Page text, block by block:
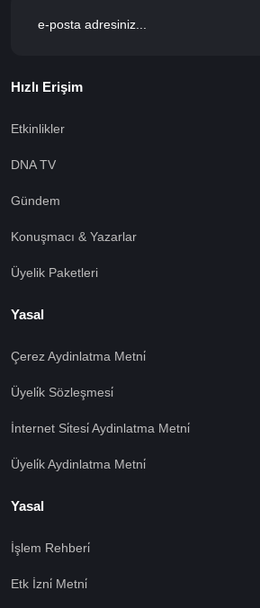
Hızlı Erişim
Etkinlikler
DNA TV
Gündem
Konuşmacı & Yazarlar
Üyelik Paketleri
Yasal
Çerez Aydinlatma Metni̇
Üyeli̇k Sözleşmesi̇
İnternet Si̇tesi̇ Aydinlatma Metni̇
Üyeli̇k Aydinlatma Metni̇
Yasal
İşlem Rehberi̇
Etk İzni̇ Metni̇